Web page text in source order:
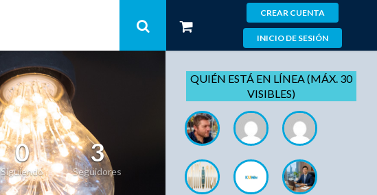
CREAR CUENTA
INICIO DE SESIÓN
0
Siguiendo
3
Seguidores
QUIÉN ESTÁ EN LÍNEA (MÁX. 30
VISIBLES)